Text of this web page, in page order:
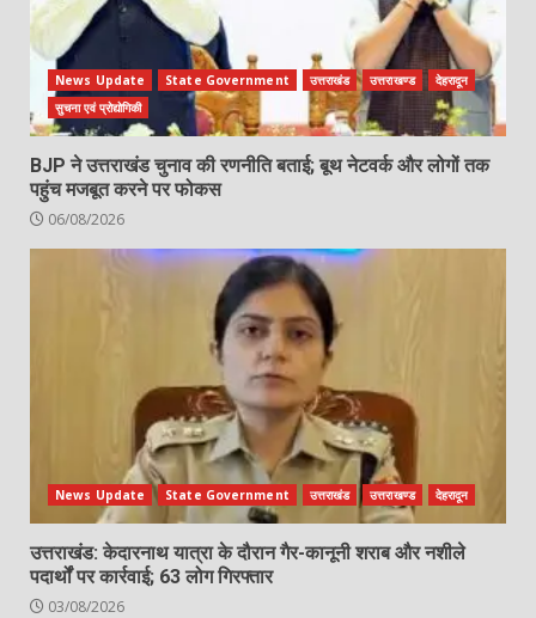
News Update State Government उत्तराखंड उत्तराखण्ड
देहरादून
सुचना एवं प्रोद्योगिकी
BJP ने उत्तराखंड चुनाव की रणनीति बताई; बूथ नेटवर्क और लोगों तक
पहुंच मजबूत करने पर फोकस
06/08/2026
News Update State Government उत्तराखंड उत्तराखण्ड देहरादून
उत्तराखंड: केदारनाथ यात्रा के दौरान गैर-कानूनी शराब और नशीले
पदार्थों पर कार्रवाई; 63 लोग गिरफ्तार
03/08/2026